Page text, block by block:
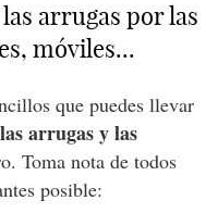
arrugas por las
móviles...
que puedes llevar
arrugas y las
Toma nota de todos
posible: